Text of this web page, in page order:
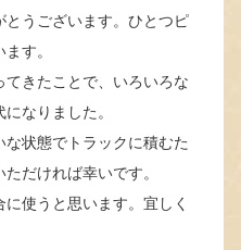
うございます。ひとつピ
す。
てきたことで、いろいろな
なりました。
状態でトラックに積むた
だければ幸いです。
使うと思います。宜しく